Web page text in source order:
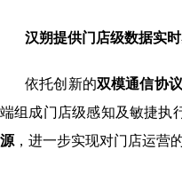
汉朔提供门店级数据实
依托创新的双模通信协议
端组成门店级感知及敏捷执
源 ，进一步实现对门店运营